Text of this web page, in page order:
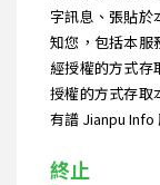
字訊息、張貼於
知您，包括本服
經授權的方式存
授權的方式存取
有譜 Jianpu Info
終止